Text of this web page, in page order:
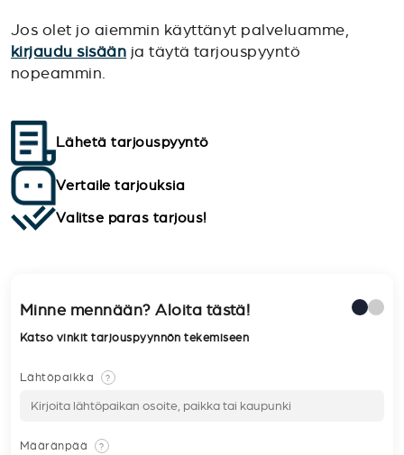
Jos olet jo aiemmin käyttänyt palveluamme,
kirjaudu sisään ja täytä tarjouspyyntö
nopeammin.
Lähetä tarjouspyyntö
Vertaile tarjouksia
Valitse paras tarjous!
Minne mennään? Aloita tästä!
Katso vinkit tarjouspyynnön tekemiseen
Lähtöpaikka ?
Määränpää ?